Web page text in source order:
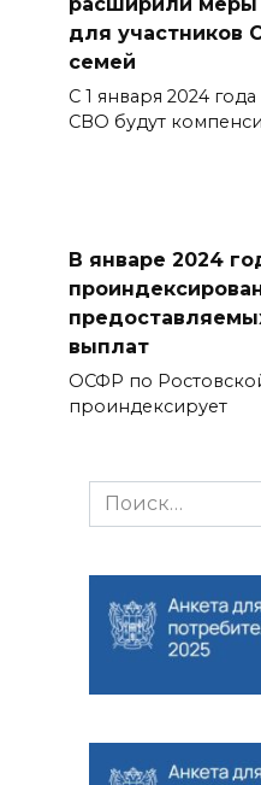
для участников
семей
С 1 января 2024
СВО будут
В январе 2024
выплат
ОСФР по
проиндексирует
Search
for: